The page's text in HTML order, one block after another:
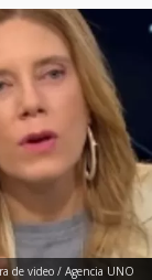
de video / Agencia UNO